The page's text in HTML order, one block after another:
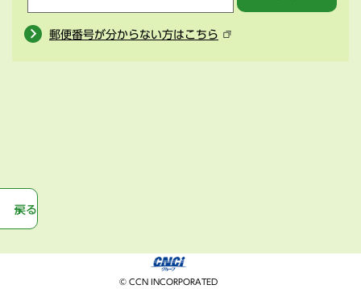
郵便番号が分からない方はこちら
戻る
© CCN INCORPORATED